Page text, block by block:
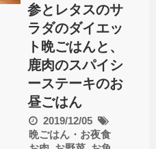
参とレタスのサ
ラダのダイエッ
ト晩ごはんと、
鹿肉のスパイシ
ーステーキのお
昼ごはん
2019/12/05
晩ごはん・お夜食